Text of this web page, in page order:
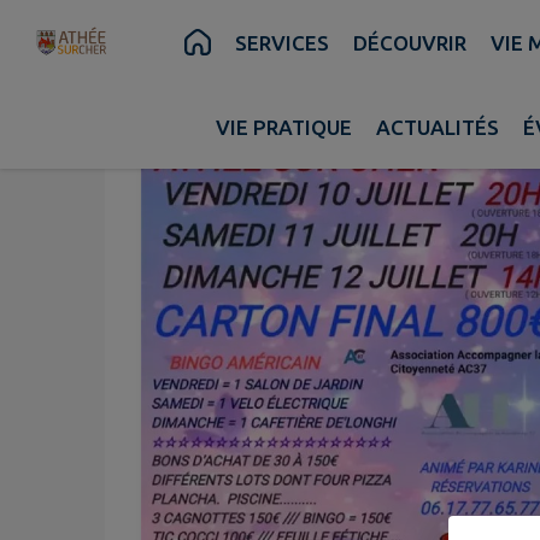
Contenu Menu Recherche Pied de page
SERVICES DÉCOUVRIR VIE
VIE PRATIQUE ACTUALITÉS